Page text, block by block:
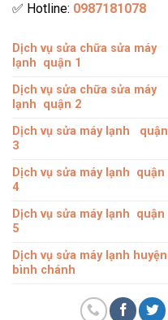
✅ Hotline: 0987181078
Dịch vụ sửa chữa sửa máy
lạnh quận 1
Dịch vụ sửa chữa sửa máy
lạnh quận 2
Dịch vụ sửa máy lạnh
quận
3
Dịch vụ sửa máy lạnh quận
4
Dịch vụ sửa máy lạnh quận
5
Dịch vụ sửa máy lạnh huyện
bình chánh